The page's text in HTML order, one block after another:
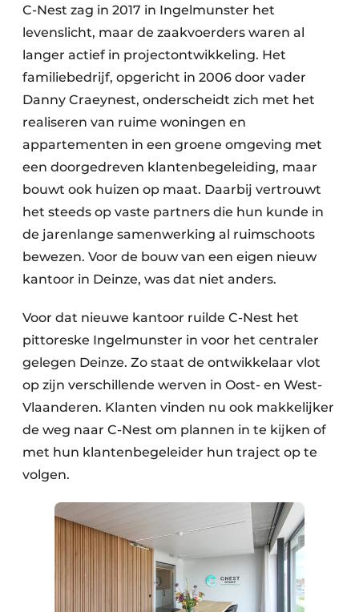
Renovatie
Software
Toegangscontrole
Veiligheid & Opleiding
Zonwering
C-Nest zag in 2017 in Ingelmunster het
levenslicht, maar de zaakvoerders waren al
langer actief in projectontwikkeling. Het
familiebedrijf, opgericht in 2006 door vader
Danny Craeynest, onderscheidt zich met het
realiseren van ruime woningen en
appartementen in een groene omgeving met
een doorgedreven klantenbegeleiding, maar
bouwt ook huizen op maat. Daarbij vertrouwt
het steeds op vaste partners die hun kunde in
de jarenlange samenwerking al ruimschoots
bewezen. Voor de bouw van een eigen nieuw
kantoor in Deinze, was dat niet anders.
Voor dat nieuwe kantoor ruilde C-Nest het
pittoreske Ingelmunster in voor het centraler
gelegen Deinze. Zo staat de ontwikkelaar vlot
op zijn verschillende werven in Oost- en West-
Vlaanderen. Klanten vinden nu ook makkelijker
de weg naar C-Nest om plannen in te kijken of
met hun klantenbegeleider hun traject op te
volgen.